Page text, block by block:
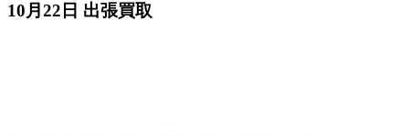
10月22日 出張買取